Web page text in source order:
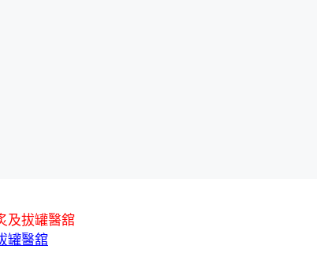
及拔罐醫舘
罐醫舘